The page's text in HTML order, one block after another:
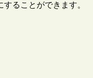
ることができます。